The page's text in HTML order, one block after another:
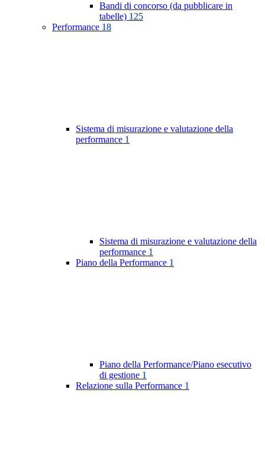
Bandi di concorso (da pubblicare in
tabelle) 125
Performance 18
Sistema di misurazione e valutazione della
performance 1
Sistema di misurazione e valutazione della
performance 1
Piano della Performance 1
Piano della Performance/Piano esecutivo
di gestione 1
Relazione sulla Performance 1